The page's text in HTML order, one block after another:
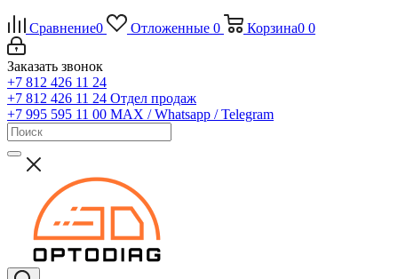
Сравнение0 Отложенные 0 Корзина0 0
Заказать звонок
+7 812 426 11 24
+7 812 426 11 24 Отдел продаж
+7 995 595 11 00 MAX / Whatsapp / Telegram